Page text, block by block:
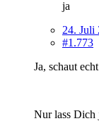
ja
24. Juli
#1.773
Ja, schaut
Nur lass Dich